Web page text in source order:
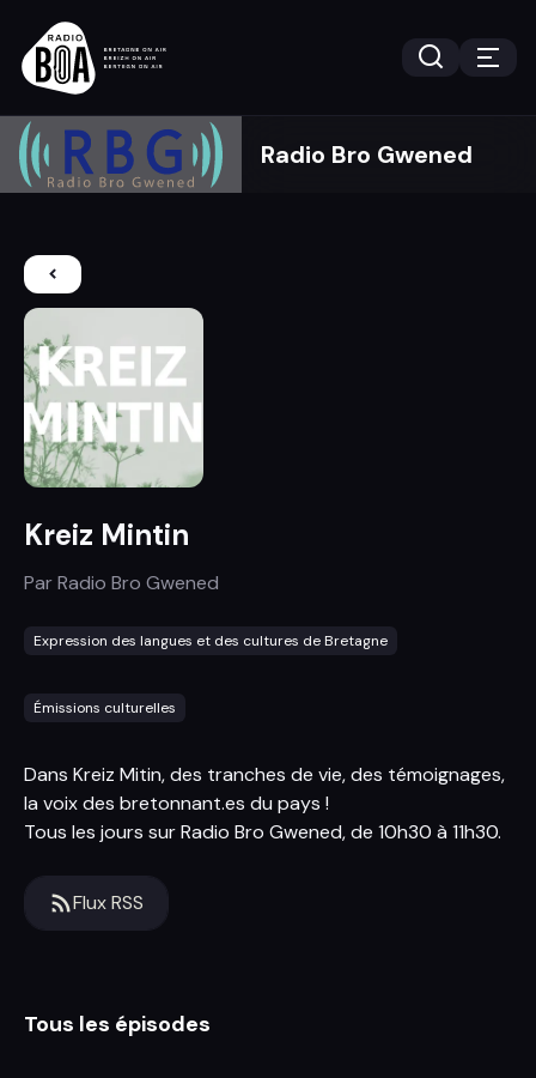
Radio Bro Gwened
Kreiz Mintin
ParRadio Bro Gwened
Expression des langues et des cultures de Bretagne
Émissions culturelles
Dans Kreiz Mitin, des tranches de vie, des témoignages,
la voix des bretonnant.es du pays !
Tous les jours sur Radio Bro Gwened, de 10h30 à 11h30.
Flux RSS
Tous les épisodes